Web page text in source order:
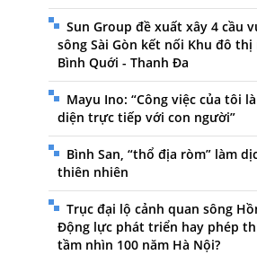
Sun Group đề xuất xây 4 cầu
sông Sài Gòn kết nối Khu đô thị
Bình Quới - Thanh Đa
Mayu Ino: “Công việc của tôi
diện trực tiếp với con người”
Bình San, “thổ địa ròm” làm
thiên nhiên
Trục đại lộ cảnh quan sông
Động lực phát triển hay phép
tầm nhìn 100 năm Hà Nội?